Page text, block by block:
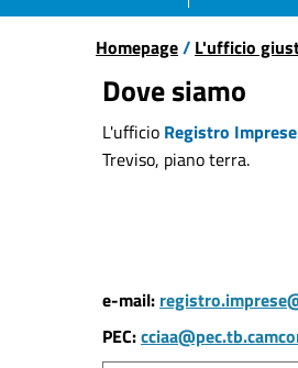
Homepage/ L'ufficio
Dove siamo
L'ufficio Registro
Treviso, piano terra.
e-mail:
PEC: